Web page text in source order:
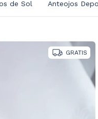
de Sol Anteojos
GRATIS